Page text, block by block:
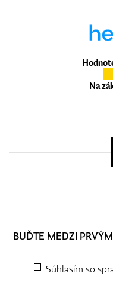
Na
BUĎTE MEDZI
Súhlasím so